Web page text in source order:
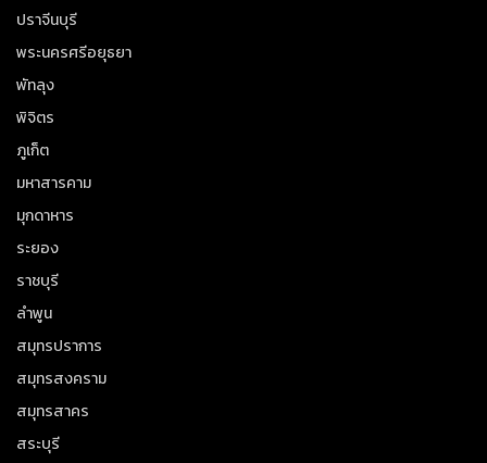
ปราจีนบุรี
พระนครศรีอยุธยา
พัทลุง
พิจิตร
ภูเก็ต
มหาสารคาม
มุกดาหาร
ระยอง
ราชบุรี
ลำพูน
สมุทรปราการ
สมุทรสงคราม
สมุทรสาคร
สระบุรี